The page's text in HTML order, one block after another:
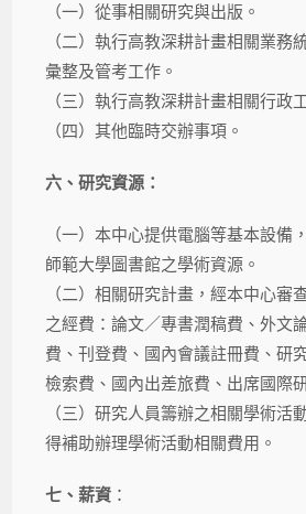
（一）從事相關研究與出版。
（二）執行高教深耕計畫相關業務
彙整及管考工作。
（三）執行高教深耕計畫相關行政
（四）其他臨時交辦事項。
六、研究資源：
（一）本中心提供電腦等基本設備
師範大學圖書館之學術資源。
（二）相關研究計畫，經本中心審
之經費：論文／專書潤稿費、外文
費、刊登費、國內會議註冊費、研
檢索費、國內出差旅費、出席國際
（三）研究人員籌辦之相關學術活
得補助辦理學術活動相關費用。
七、薪資 ：